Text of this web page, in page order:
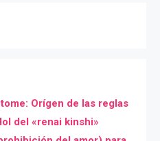
Orígen de las reglas
del «renai kinshi»